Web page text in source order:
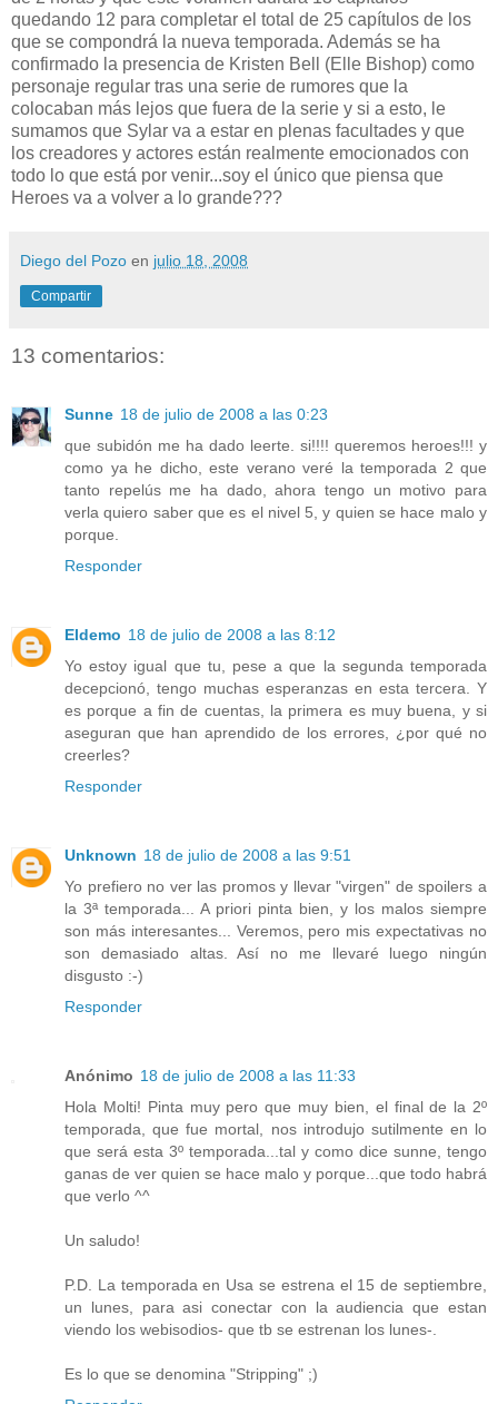
quedando 12 para completar el total de 25 capítulos de los
que se compondrá la nueva temporada. Además se ha
confirmado la presencia de Kristen Bell (Elle Bishop) como
personaje regular tras una serie de rumores que la
colocaban más lejos que fuera de la serie y si a esto, le
sumamos que Sylar va a estar en plenas facultades y que
los creadores y actores están realmente emocionados con
todo lo que está por venir...soy el único que piensa que
Heroes va a volver a lo grande???
Diego del Pozo en julio 18, 2008
Compartir
13 comentarios:
Sunne 18 de julio de 2008 a las 0:23
que subidón me ha dado leerte. si!!!! queremos heroes!!! y
como ya he dicho, este verano veré la temporada 2 que
tanto repelús me ha dado, ahora tengo un motivo para
verla quiero saber que es el nivel 5, y quien se hace malo y
porque.
Responder
Eldemo 18 de julio de 2008 a las 8:12
Yo estoy igual que tu, pese a que la segunda temporada
decepcionó, tengo muchas esperanzas en esta tercera. Y
es porque a fin de cuentas, la primera es muy buena, y si
aseguran que han aprendido de los errores, ¿por qué no
creerles?
Responder
Unknown 18 de julio de 2008 a las 9:51
Yo prefiero no ver las promos y llevar "virgen" de spoilers a
la 3ª temporada... A priori pinta bien, y los malos siempre
son más interesantes... Veremos, pero mis expectativas no
son demasiado altas. Así no me llevaré luego ningún
disgusto :-)
Responder
Anónimo 18 de julio de 2008 a las 11:33
Hola Molti! Pinta muy pero que muy bien, el final de la 2º
temporada, que fue mortal, nos introdujo sutilmente en lo
que será esta 3º temporada...tal y como dice sunne, tengo
ganas de ver quien se hace malo y porque...que todo habrá
que verlo ^^
Un saludo!
P.D. La temporada en Usa se estrena el 15 de septiembre,
un lunes, para asi conectar con la audiencia que estan
viendo los webisodios- que tb se estrenan los lunes-.
Es lo que se denomina "Stripping" ;)